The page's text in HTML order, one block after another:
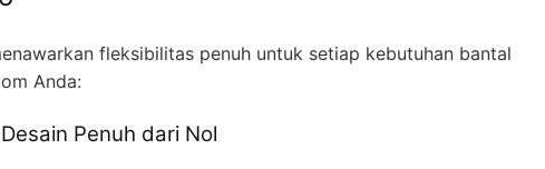
fleksibilitas penuh untuk setiap kebutuhan bantal
Anda:
Penuh dari Nol